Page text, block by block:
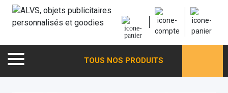
TOUS NOS PRODUITS